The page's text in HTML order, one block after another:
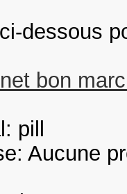
dessous
bon
pill
Aucune